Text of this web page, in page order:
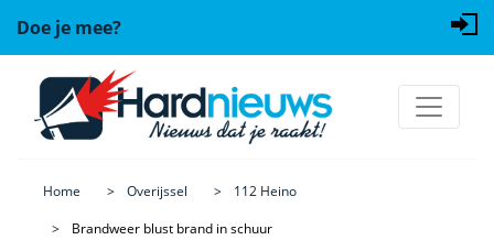
Doe je mee?
Home Overijssel
112 Heino
Brandweer blust brand in schuur